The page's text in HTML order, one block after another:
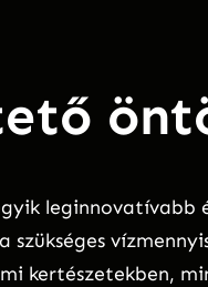
leginnovatívabb
szükséges
kertészetekben,